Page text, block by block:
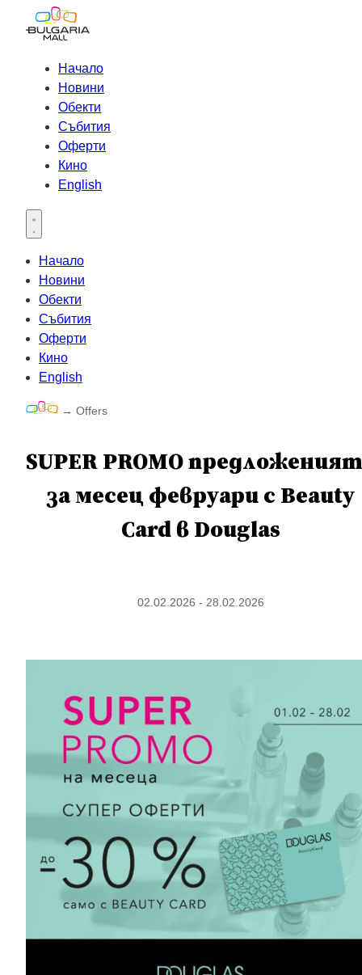
Начало
Новини
Обекти
Събития
Оферти
Кино
English
Open main menu
Начало
Новини
Обекти
Събития
Оферти
Кино
English
→ Offers
SUPER PROMO
за месец февруари с Beauty
Card в Douglas
02.02.2026 - 28.02.2026